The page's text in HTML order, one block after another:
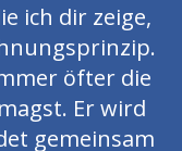
ich dir zeige,
öfter die
Er wird
gemeinsam